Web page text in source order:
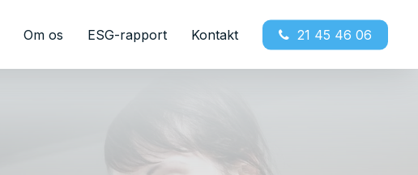
Om os ESG-rapport Kontakt 21 45 46 06